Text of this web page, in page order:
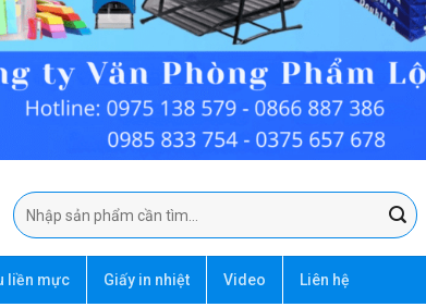
Tìm
kiếm:
liền mực Giấy in nhiệt Video Liên hệ